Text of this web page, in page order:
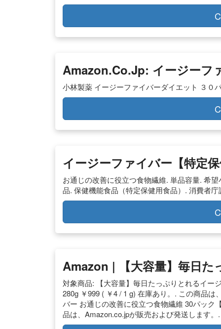
Amazon.co.jp: イージーフ
小林製薬 イージーファイバーダイエット ３０
イージーファイバー【特定
お通じの改善に役立つ食物繊維. 単品容量. 希
品. 保健機能食品（特定保健用食品）. 消費者
Amazon | 【大容量】毎日
対象商品: 【大容量】毎日たっぷりとれるイー
280g ￥999 ( ￥4 / 1 g) 在庫あり。. この商品
バー お通じの改善に役立つ食物繊維 30パック
品は、Amazon.co.jpが販売および発送します